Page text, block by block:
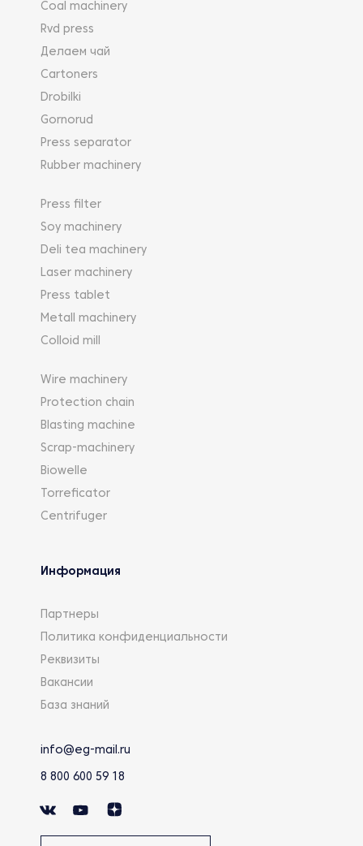
Coal machinery
Rvd press
Делаем чай
Cartoners
Drobilki
Gornorud
Press separator
Rubber machinery
Press filter
Soy machinery
Deli tea machinery
Laser machinery
Press tablet
Metall machinery
Colloid mill
Wire machinery
Protection chain
Blasting machine
Scrap-machinery
Biowelle
Torreficator
Centrifuger
Информация
Партнеры
Политика конфиденциальности
Реквизиты
Вакансии
База знаний
info@eg-mail.ru
8 800 600 59 18